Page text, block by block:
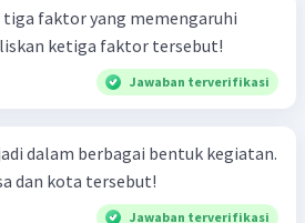
faktor yang memengaruhi
ketiga faktor tersebut!
Jawaban terverifikasi
dalam berbagai bentuk kegiatan.
dan kota tersebut!
Jawaban terverifikasi